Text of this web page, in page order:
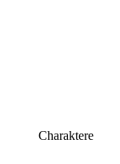
Charaktere